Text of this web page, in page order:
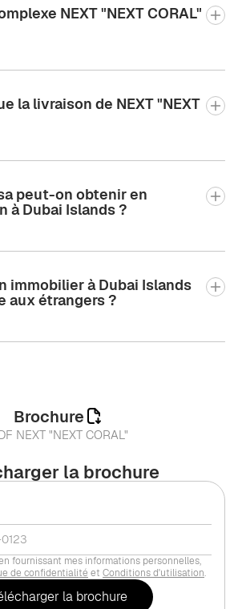
NEXT "NEXT CORAL"
la livraison de NEXT "NEXT
peut-on obtenir en
à Dubai Islands ?
immobilier à Dubai Islands
aux étrangers ?
la brochure
fournissant mes informations personnelles,
de confidentialité et Conditions d'utilisation.
Brochure
NEXT "NEXT CORAL"